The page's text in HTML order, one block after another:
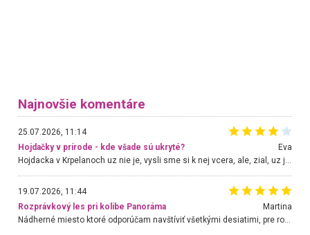
Najnovšie komentáre
25.07.2026, 11:14
Hojdačky v prírode - kde všade sú ukryté?
Eva
19.07.2026, 11:44
Rozprávkový les pri kolibe Panoráma
Martina
Nádherné miesto ktoré odporúčam navštíviť všetkými desiatimi, pre rodiny s deťmi, dôchodcom... Proste a jednoducho ozaj rozprávkový les.. určite ešte prídeme. Odniesli sme si na pamiatku krásne tričká,